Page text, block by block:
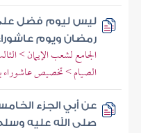
ليس ليوم فضل
رمضان ويوم
الجامع لشعب الإيمان >
الصيام > تخصيص عاشوراء
عن أبي الجزء
صلى الله عليه